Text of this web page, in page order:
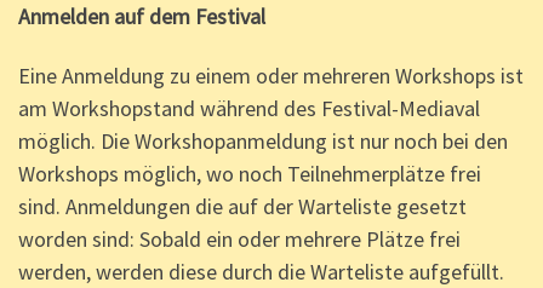
Anmelden auf dem Festival
Eine Anmeldung zu einem oder mehreren Workshops ist
am Workshopstand während des Festival-Mediaval
möglich. Die Workshopanmeldung ist nur noch bei den
Workshops möglich, wo noch Teilnehmerplätze frei
sind. Anmeldungen die auf der Warteliste gesetzt
worden sind: Sobald ein oder mehrere Plätze frei
werden, werden diese durch die Warteliste aufgefüllt.